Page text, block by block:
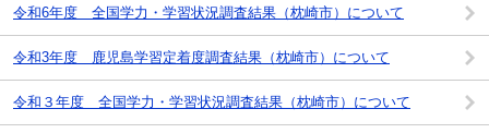
令和6年度 全国学力・学習状況調査結果（枕崎市）について
令和3年度 鹿児島学習定着度調査結果（枕崎市）について
令和３年度 全国学力・学習状況調査結果（枕崎市）について